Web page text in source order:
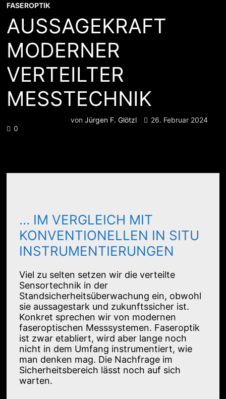
FASEROPTIK
AUSSAGEKRAFT
MODERNER
VERTEILTER
MESSTECHNIK
von Jürgen F. Glötzl
26. Februar 2024
0
… IM VERGLEICH MIT
KONVENTIONELLEN IN SITU
INSTRUMENTIERUNGEN
Viel zu selten setzen wir die verteilte
Sensortechnik in der
Standsicherheitsüberwachung ein, obwohl
sie aussagestark und zukunftssicher ist.
Konkret sprechen wir von modernen
faseroptischen Messsystemen. Faseroptik
ist zwar etabliert, wird aber lange noch
nicht in dem Umfang instrumentiert, wie
man denken mag. Die Nachfrage im
Sicherheitsbereich lässt noch auf sich
warten.